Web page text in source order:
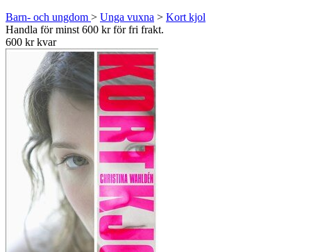
Barn- och ungdom > Unga vuxna > Kort kjol
Handla för minst 600 kr för fri frakt.
600 kr kvar